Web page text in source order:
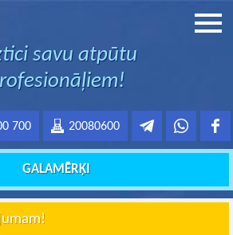
savu atpūtu
20080600
700
GALAMĒRĶI